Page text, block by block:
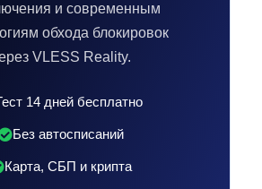
и современным
обхода блокировок
VLESS Reality.
14 дней бесплатно
Без автосписаний
Карта, СБП и крипта